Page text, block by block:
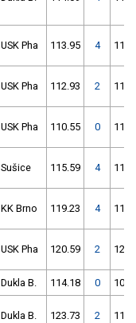
USK Pha 113.95 4
USK Pha 112.93 2
USK Pha 110.55 0
Sušice 115.59 4
KK Brno 119.23 4
USK Pha 120.59 2
Dukla B. 114.18 0
Dukla B. 123.73 2